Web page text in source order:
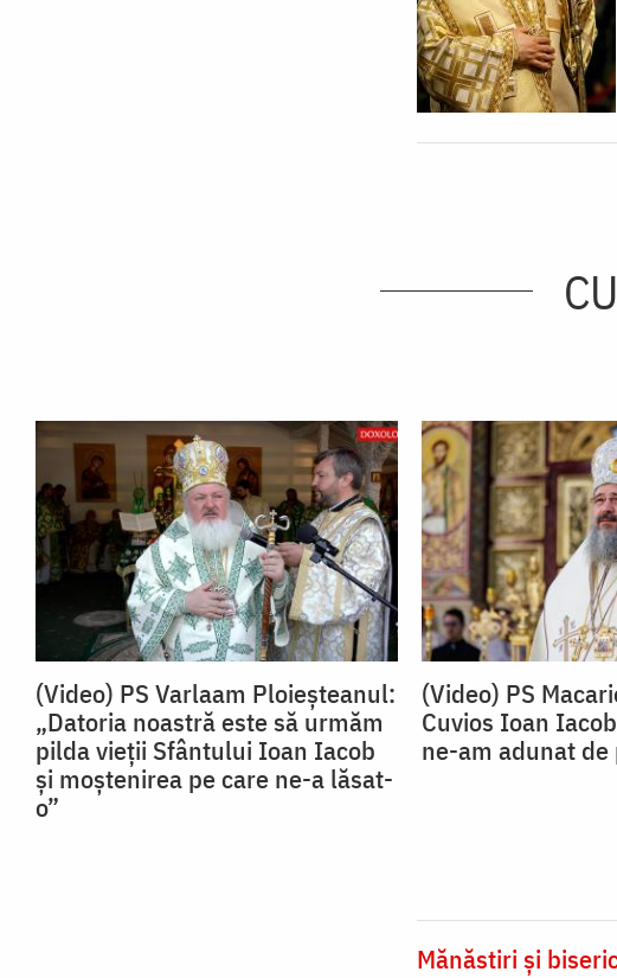
(Video) PS Varlaam Ploieșteanul:
„Datoria noastră este să urmăm
pilda vieții Sfântului Ioan Iacob
și moștenirea pe care ne-a lăsat-
o”
(Video) PS
Cuvios Ioan
ne-am adunat
Mănăstiri și